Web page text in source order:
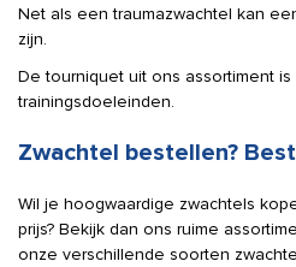
Net als een traumazwachtel kan
zijn.
De tourniquet uit ons assortiment
trainingsdoeleinden.
Zwachtel bestellen?
Wil je hoogwaardige zwachtels
prijs? Bekijk dan ons ruime
onze verschillende soorten